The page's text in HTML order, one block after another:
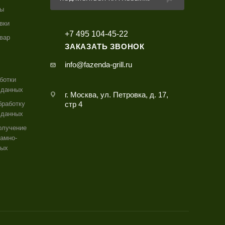
+7 495 104-45-22
ЗАКАЗАТЬ ЗВОНОК
info@fazenda-grill.ru
г. Москва, ул. Петровка, д. 17,
стр 4